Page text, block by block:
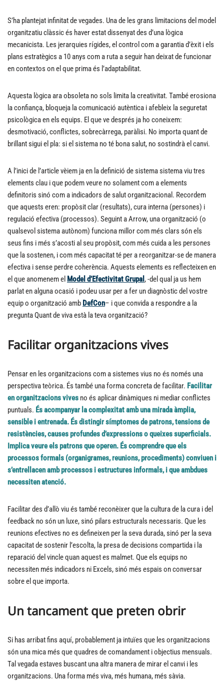
S’ha plantejat infinitat de vegades. Una de les grans limitacions del model
organitzatiu clàssic és haver estat dissenyat des d’una lògica
mecanicista. Les jerarquies rígides, el control com a garantia d’èxit i els
plans estratègics a 10 anys com a ruta a seguir han deixat de funcionar
en contextos on el que prima és l’adaptabilitat.
Aquesta lògica ara obsoleta no sols limita la creativitat. També erosiona
la confiança, bloqueja la comunicació autèntica i afebleix la seguretat
psicològica en els equips. El que ve després ja ho coneixem:
desmotivació, conflictes, sobrecàrrega, paràlisi. No importa quant de
brillant sigui el pla: si el sistema no té bona salut, no sostindrà el canvi.
A l’inici de l’article vèiem ja en la definició de sistema sistema viu tres
elements clau i que podem veure no solament com a elements
definitoris sinó com a indicadors de salut organitzacional. Recordem
que aquests eren: propòsit clar (resultats), cura interna (persones) i
regulació efectiva (processos). Seguint a Arrow, una organització (o
qualsevol sistema autònom) funciona millor com més clars són els
seus fins i més s’acosti al seu propòsit, com més cuida a les persones
que la sostenen, i com més capacitat té per a reorganitzar-se de manera
efectiva i sense perdre coherència. Aquests elements es reflecteixen en
el que anomenem el Model d’Efectivitat Grupal , -del qual ja us hem
parlat en alguna ocasió i podeu usar per a fer un diagnòstic del vostre
equip o organització amb DefCon– i que convida a respondre a la
pregunta Quant de viva està la teva organització?
Facilitar organitzacions vives
Pensar en les organitzacions com a sistemes vius no és només una
perspectiva teòrica. És també una forma concreta de facilitar. Facilitar
en organitzacions vives no és aplicar dinàmiques ni mediar conflictes
puntuals. És acompanyar la complexitat amb una mirada àmplia,
sensible i entrenada. És distingir símptomes de patrons, tensions de
resistències, causes profundes d’expressions o queixes superficials.
Implica veure els patrons que operen. És comprendre que els
processos formals (organigrames, reunions, procediments) conviuen i
s’entrellacen amb processos i estructures informals, i que ambdues
necessiten atenció.
Facilitar des d’allò viu és també reconèixer que la cultura de la cura i del
feedback no són un luxe, sinó pilars estructurals necessaris. Que les
reunions efectives no es defineixen per la seva durada, sinó per la seva
capacitat de sostenir l’escolta, la presa de decisions compartida i la
reparació del vincle quan aquest es malmet. Que els equips no
necessiten més indicadors ni Excels, sinó més espais on conversar
sobre el que importa.
Un tancament que preten obrir
Si has arribat fins aquí, probablement ja intuïes que les organitzacions
són una mica més que quadres de comandament i objectius mensuals.
Tal vegada estaves buscant una altra manera de mirar el canvi i les
organitzacions. Una forma més viva, més humana, més sàvia.